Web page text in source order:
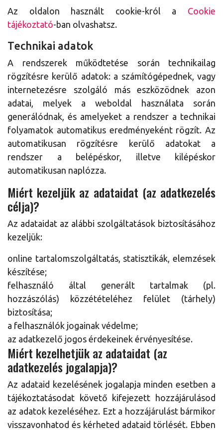
Az oldalon használt cookie-król a Cookie
tájékoztató-ban olvashatsz.
Technikai adatok
A rendszerek működtetése során technikailag
rögzítésre kerülő adatok: a számítógépednek, vagy
internetezésre szolgáló más eszközödnek azon
adatai, melyek a weboldal használata során
generálódnak, és amelyeket a rendszer a technikai
folyamatok automatikus eredményeként rögzít. Az
automatikusan rögzítésre kerülő adatokat a
rendszer a belépéskor, illetve kilépéskor
automatikusan naplózza.
Miért kezeljük az adataidat (az adatkezelés
célja)?
Az adataidat az alábbi szolgáltatások biztosításához
kezeljük:
online tartalomszolgáltatás, statisztikák, elemzések
készítése;
felhasználó által generált tartalmak (pl.
hozzászólás) közzétételéhez felület (tárhely)
biztosítása;
a felhasználók jogainak védelme;
az adatkezelő jogos érdekeinek érvényesítése.
Miért kezelhetjük az adataidat (az
adatkezelés jogalapja)?
Az adataid kezelésének jogalapja minden esetben a
tájékoztatásodat követő kifejezett hozzájárulásod
az adatok kezeléséhez. Ezt a hozzájárulást bármikor
visszavonhatod és kérheted adataid törlését. Ebben